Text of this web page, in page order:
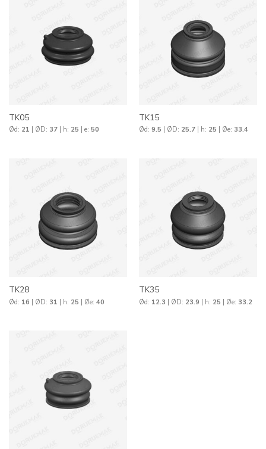
TK05
Ød: 21 | ØD: 37| h: 25 | e: 50
TK15
Ød: 9.5 | ØD: 25.7| h: 25 | Øe: 33.4
TK28
Ød: 16 | ØD: 31 | h: 25 | Øe: 40
TK35
Ød: 12.3 | ØD: 23.9 | h: 25 | Øe: 33.2